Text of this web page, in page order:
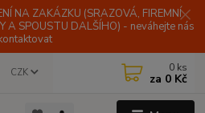
NA ZAKÁZKU (SRAZOVÁ, FIREMNÍ
A SPOUSTU DALŠÍHO) - neváhejte nás
CZK 0 ks
za 0 Kč